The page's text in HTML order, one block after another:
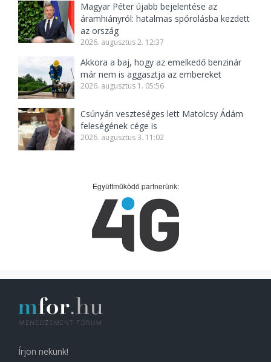
Magyar Péter újabb bejelentése az
áramhiányról: hatalmas spórolásba kezdett
az ország
2026. augusztus 2. 12:37
Akkora a baj, hogy az emelkedő benzinár
már nem is aggasztja az embereket
2026. augusztus 1. 05:56
Csúnyán veszteséges lett Matolcsy Ádám
feleségének cége is
2026. augusztus 3. 11:02
Együttműködő partnerünk:
Írjon nekünk!